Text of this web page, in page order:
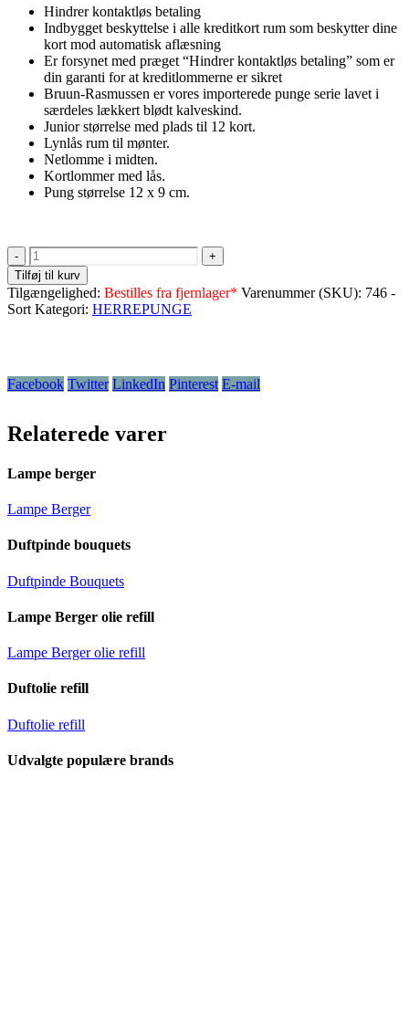
Hindrer kontaktløs betaling
Indbygget beskyttelse i alle kreditkort rum som beskytter dine
kort mod automatisk aflæsning
Er forsynet med præget “Hindrer kontaktløs betaling” som er
din garanti for at kreditlommerne er sikret
Bruun-Rasmussen er vores importerede punge serie lavet i
særdeles lækkert blødt kalveskind.
Junior størrelse med plads til 12 kort.
Lynlås rum til mønter.
Netlomme i midten.
Kortlommer med lås.
Pung størrelse 12 x 9 cm.
-
+
Tilføj til kurv
Tilgængelighed: Bestilles fra fjernlager* Varenummer (SKU): 746 -
Sort Kategori: HERREPUNGE
Facebook Twitter LinkedIn Pinterest E-mail
Relaterede varer
Lampe berger
Lampe Berger
Duftpinde bouquets
Duftpinde Bouquets
Lampe Berger olie refill
Lampe Berger olie refill
Duftolie refill
Duftolie refill
Udvalgte populære brands